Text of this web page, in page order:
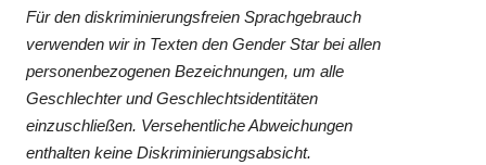
Für den diskriminierungsfreien Sprachgebrauch
verwenden wir in Texten den Gender Star bei allen
personenbezogenen Bezeichnungen, um alle
Geschlechter und Geschlechtsidentitäten
einzuschließen. Versehentliche Abweichungen
enthalten keine Diskriminierungsabsicht.